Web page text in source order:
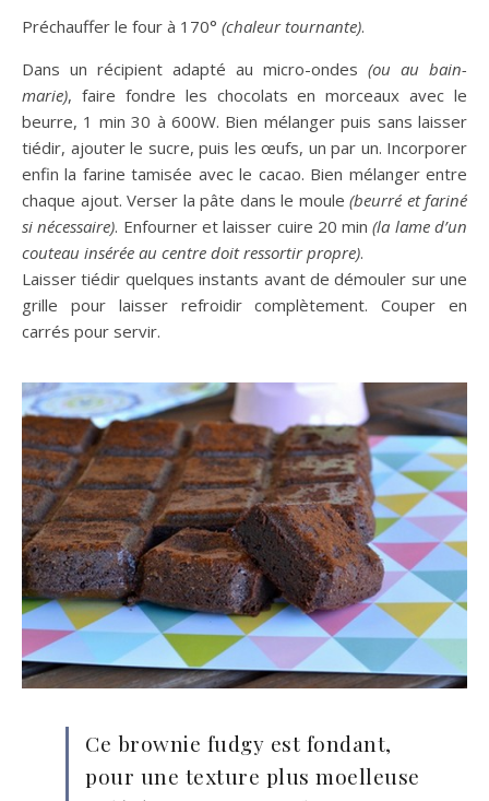
Préchauffer le four à 170° (chaleur tournante).
Dans un récipient adapté au micro-ondes (ou au bain-
marie), faire fondre les chocolats en morceaux avec le
beurre, 1 min 30 à 600W. Bien mélanger puis sans laisser
tiédir, ajouter le sucre, puis les œufs, un par un. Incorporer
enfin la farine tamisée avec le cacao. Bien mélanger entre
chaque ajout. Verser la pâte dans le moule (beurré et fariné
si nécessaire). Enfourner et laisser cuire 20 min(la lame d’un
couteau insérée au centre doit ressortir propre).
Laisser tiédir quelques instants avant de démouler sur une
grille pour laisser refroidir complètement. Couper en
carrés pour servir.
Ce brownie fudgy est fondant,
pour une texture plus moelleuse